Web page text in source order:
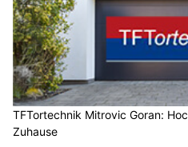
TFTortechnik Mitrovic Goran:
Zuhause